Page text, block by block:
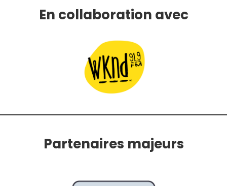
En collaboration avec
Partenaires majeurs